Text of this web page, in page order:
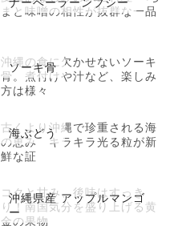
まと味噌の相性が抜群な一品
ソーキ骨
沖縄の食に欠かせないソーキ
骨。煮付けや汁など、楽しみ
方は様々
海ぶどう
古くより沖縄で珍重される海
の恵み キラキラ光る粒が新
鮮な証
沖縄県産 アップルマンゴ
ー
コクと甘み、後味はすっき
り！南国気分を盛り上げる黄
金の果物